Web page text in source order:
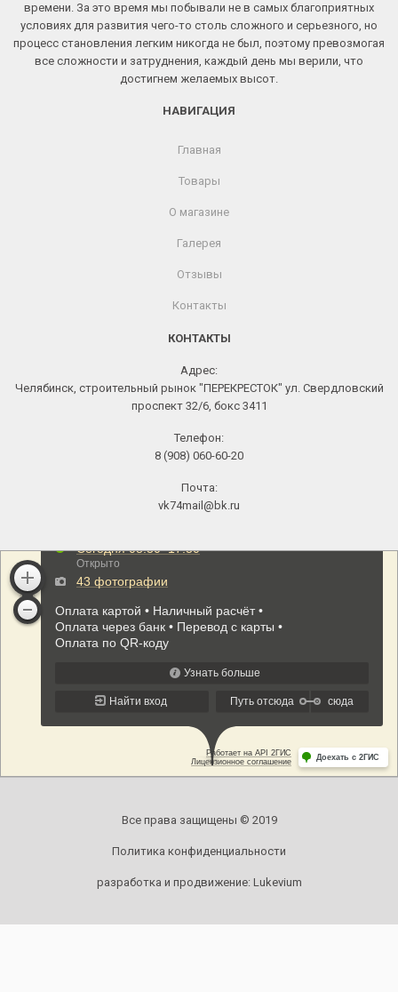
времени. За это время мы побывали не в самых благоприятных
условиях для развития чего-то столь сложного и серьезного, но
процесс становления легким никогда не был, поэтому превозмогая
все сложности и затруднения, каждый день мы верили, что
достигнем желаемых высот.
НАВИГАЦИЯ
Главная
Товары
О магазине
Галерея
Отзывы
Контакты
КОНТАКТЫ
Адрес:
Челябинск, строительный рынок "ПЕРЕКРЕСТОК" ул. Свердловский
проспект 32/6, бокс 3411
Телефон:
8 (908) 060-60-20
Почта:
vk74mail@bk.ru
Все права защищены © 2019
Политика конфиденциальности
разработка и продвижение: Lukevium